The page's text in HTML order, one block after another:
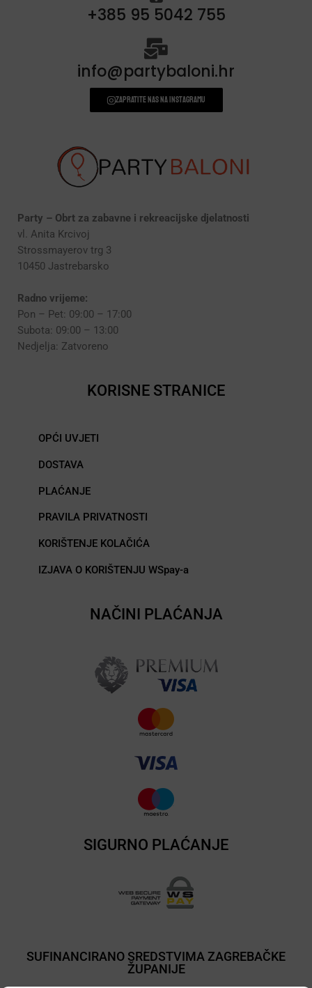
+385 95 5042 755
info@partybaloni.hr
Zapratite nas na instagramu
Party – Obrt za zabavne i rekreacijske djelatnosti
vl. Anita Krcivoj
Strossmayerov trg 3
10450 Jastrebarsko
Radno vrijeme:
Pon – Pet: 09:00 – 17:00
Subota: 09:00 – 13:00
Nedjelja: Zatvoreno
KORISNE STRANICE
OPĆI UVJETI
DOSTAVA
PLAĆANJE
PRAVILA PRIVATNOSTI
KORIŠTENJE KOLAČIĆA
IZJAVA O KORIŠTENJU WSpay-a
NAČINI PLAĆANJA
SIGURNO PLAĆANJE
SUFINANCIRANO SREDSTVIMA ZAGREBAČKE
ŽUPANIJE